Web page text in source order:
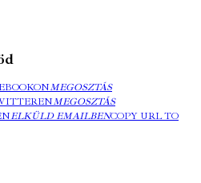
MEGOSZTÁS
MEGOSZTÁS
ELKÜLD EMAILBENCOPY URL TO